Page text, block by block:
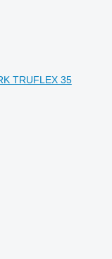
TRUFLEX 35